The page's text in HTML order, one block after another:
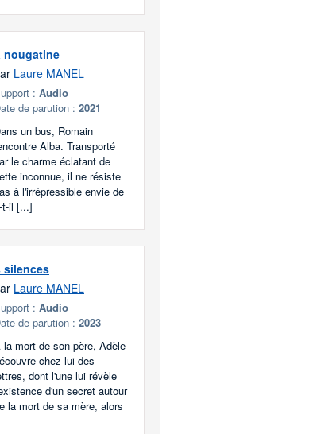
nougatine
Laure MANEL
: Audio
de parution : 2021
un bus, Romain
Alba. Transporté
le charme éclatant de
inconnue, il ne résiste
à l'irrépressible envie de
t-il [...]
silences
Laure MANEL
: Audio
de parution : 2023
la mort de son père, Adèle
chez lui des
dont l'une lui révèle
d'un secret autour
la mort de sa mère, alors